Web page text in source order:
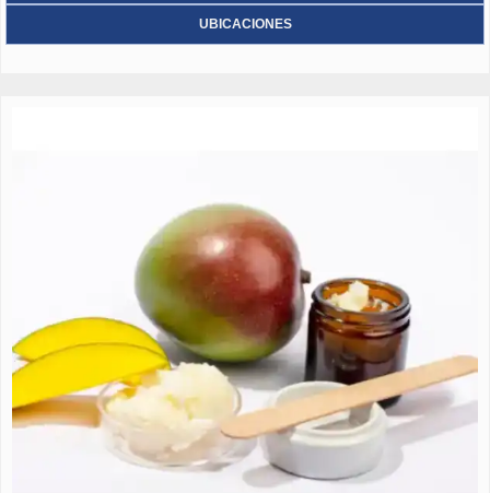
UBICACIONES